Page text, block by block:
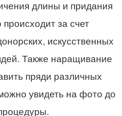
длины и придания
за счет
искусственных
Также наращивание
пряди различных
увидеть на фото до